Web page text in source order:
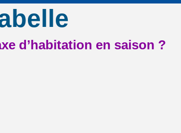
d’habitation en saison ?